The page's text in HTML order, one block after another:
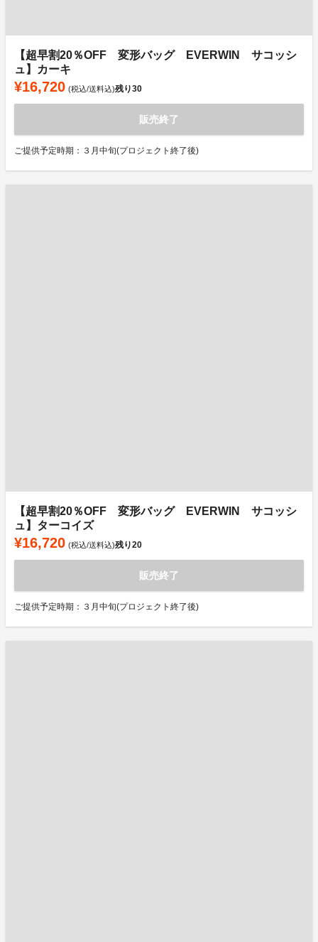
【超早割20％OFF 変形バッグ EVERWIN サコッシ
ュ】カーキ
¥16,720 (税込/送料込)残り30
販売終了
ご提供予定時期：３月中旬(プロジェクト終了後)
【超早割20％OFF 変形バッグ EVERWIN サコッシ
ュ】ターコイズ
¥16,720 (税込/送料込)残り20
販売終了
ご提供予定時期：３月中旬(プロジェクト終了後)